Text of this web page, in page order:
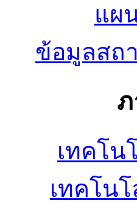
แผ
ข้อมูลสถ
เทคโน
เทคโน